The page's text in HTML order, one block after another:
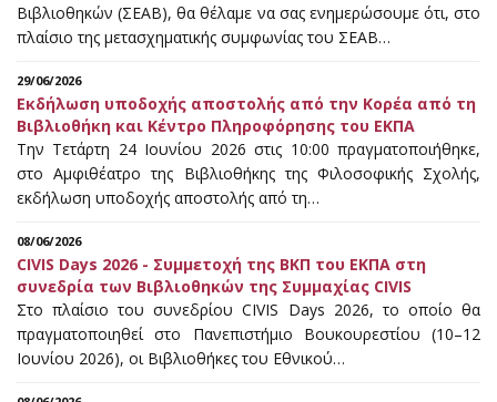
Βιβλιοθηκών (ΣΕΑΒ), θα θέλαμε να σας ενημερώσουμε ότι, στο
πλαίσιο της μετασχηματικής συμφωνίας του ΣΕΑΒ…
29/06/2026
Εκδήλωση υποδοχής αποστολής από την Κορέα από τη
Βιβλιοθήκη και Κέντρο Πληροφόρησης του ΕΚΠΑ
Την Τετάρτη 24 Ιουνίου 2026 στις 10:00 πραγματοποιήθηκε,
στο Αμφιθέατρο της Βιβλιοθήκης της Φιλοσοφικής Σχολής,
εκδήλωση υποδοχής αποστολής από τη…
08/06/2026
CIVIS Days 2026 - Συμμετοχή της ΒΚΠ του ΕΚΠΑ στη
συνεδρία των Βιβλιοθηκών της Συμμαχίας CIVIS
Στο πλαίσιο του συνεδρίου CIVIS Days 2026, το οποίο θα
πραγματοποιηθεί στο Πανεπιστήμιο Βουκουρεστίου (10–12
Ιουνίου 2026), οι Βιβλιοθήκες του Εθνικού…